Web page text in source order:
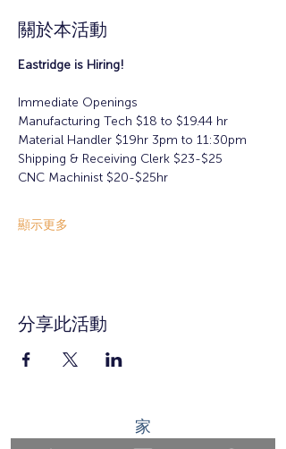
關於本活動
Eastridge is Hiring!
Immediate Openings
Manufacturing Tech $18 to $19.44 hr
Material Handler $19hr 3pm to 11:30pm
Shipping & Receiving Clerk $23-$25
CNC Machinist $20-$25hr
顯示更多
分享此活動
家